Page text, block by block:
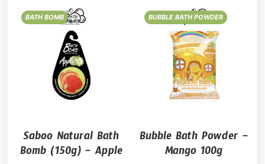
BATH BOMB
Saboo Natural Bath
Bomb (150g) – Apple
BUBBLE BATH POWDER
Bubble Bath Powder –
Mango 100g